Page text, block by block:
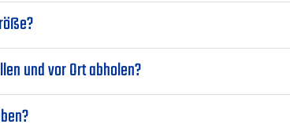
und vor Ort abholen?